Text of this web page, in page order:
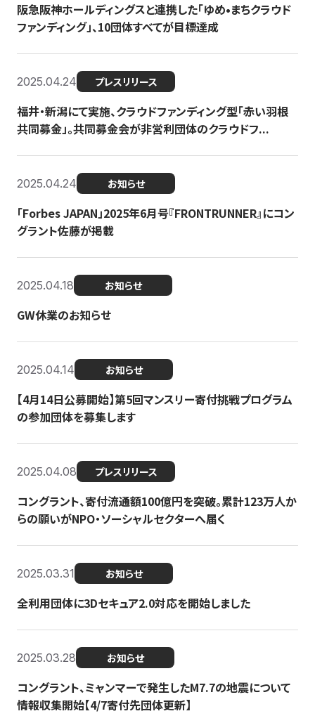
阪急阪神ホールディングスと連携した「ゆめ•まちクラウド
ファンディング」、10団体すべてが目標達成
2025.04.24 プレスリリース
福井・新潟にて実施、クラウドファンディング型「赤い羽根
共同募金」。共同募金会が非営利団体のクラウドフ...
2025.04.24 お知らせ
「Forbes JAPAN」2025年6月号『FRONTRUNNER』にコン
グラント佐藤が掲載
2025.04.18 お知らせ
GW休業のお知らせ
2025.04.14 お知らせ
【4月14日公募開始】第5回マンスリー寄付挑戦プログラム
の参加団体を募集します
2025.04.08 プレスリリース
コングラント、寄付流通額100億円を突破。累計123万人か
らの願いがNPO・ソーシャルセクターへ届く
2025.03.31 お知らせ
全利用団体に3Dセキュア2.0対応を開始しました
2025.03.28 お知らせ
コングラント、ミャンマーで発生したM7.7の地震について
情報収集開始【4/7寄付先団体更新】